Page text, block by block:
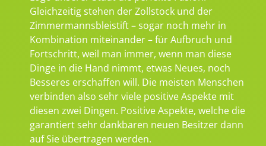
Gleichzeitig stehen der Zollstock und der
Zimmermannsbleistift – sogar noch mehr in
Kombination miteinander – für Aufbruch und
Fortschritt, weil man immer, wenn man diese
Dinge in die Hand nimmt, etwas Neues, noch
Besseres erschaffen will. Die meisten Menschen
verbinden also sehr viele positive Aspekte mit
diesen zwei Dingen. Positive Aspekte, welche die
garantiert sehr dankbaren neuen Besitzer dann
auf Sie übertragen werden.